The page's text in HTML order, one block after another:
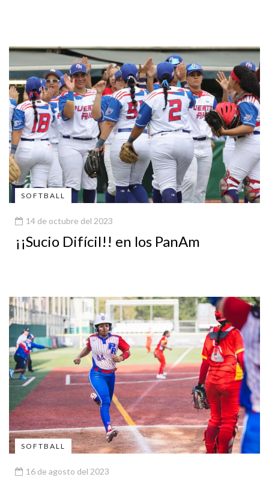
SOFTBALL
14 de octubre del 2023
¡¡Sucio Difícil!! en los PanAm
SOFTBALL
16 de agosto del 2023